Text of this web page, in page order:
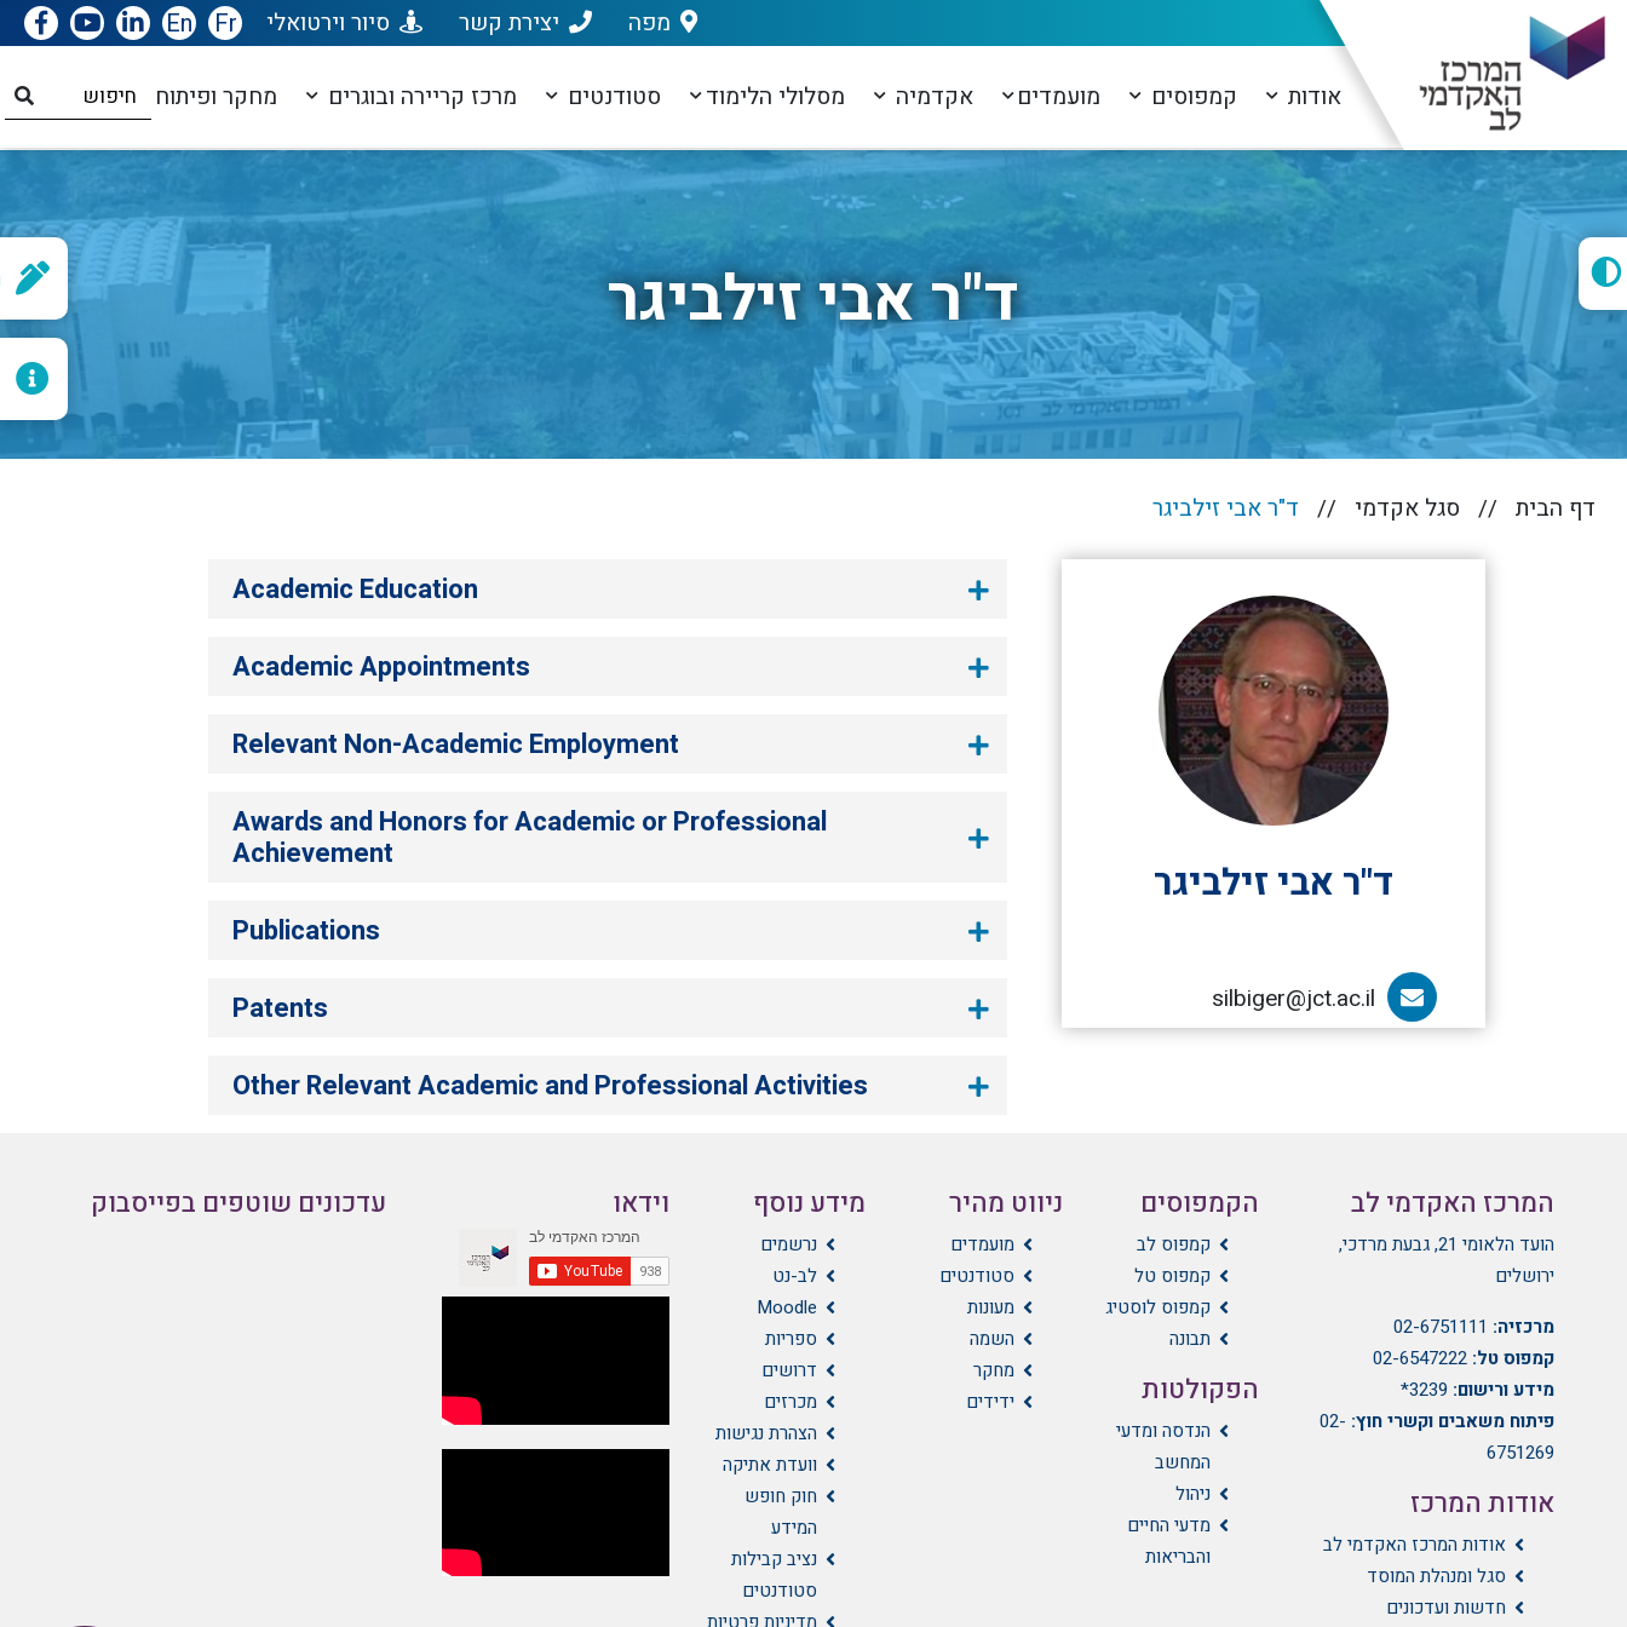
מפה יצירת קשר סיור וירטואלי Fr
En
אודות קמפוסים מועמדים אקדמיה מסלולי הלימוד סטודנטים מרכז קריירה ובוגרים מחקר ופיתוח
ד"ר אבי זילביגר
דף הבית סגל אקדמי ד"ר אבי זילביגר
ד"ר אבי זילביגר
הדוא”ל של ד"ר אבי זילביגר
Academic Education
Academic Appointments
Relevant Non-Academic Employment
Awards and Honors for Academic or Professional
Achievement
Publications
Patents
Other Relevant Academic and Professional Activities
המרכז האקדמי לב
הועד הלאומי 21, גבעת מרדכי,
ירושלים
מרכזיה: 02-6751111
קמפוס טל: 02-6547222
מידע ורישום: 3239*
פיתוח משאבים וקשרי חוץ: 02-
6751269
אודות המרכז
אודות המרכז האקדמי לב
סגל ומנהלת המוסד
חדשות ועדכונים
הקמפוסים
קמפוס לב
קמפוס טל
קמפוס לוסטיג
תבונה
הפקולטות
הנדסה ומדעי
המחשב
ניהול
מדעי החיים
והבריאות
ניווט מהיר
מועמדים
סטודנטים
מעונות
השמה
מחקר
ידידים
מידע נוסף
נרשמים
לב-נט
Moodle
ספריות
דרושים
מכרזים
הצהרת נגישות
וועדת אתיקה
חוק חופש
המידע
נציב קבילות
סטודנטים
וידאו עדכונים שוטפים בפייסבוק